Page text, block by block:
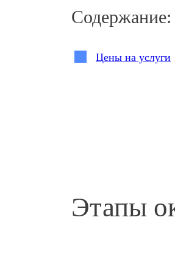
Содержание:
Цены на услуги
Этапы